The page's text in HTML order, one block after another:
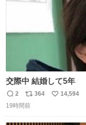
交際中 結婚して5年
返
信
2
リ
ポ
364
い
14,594
19時間前